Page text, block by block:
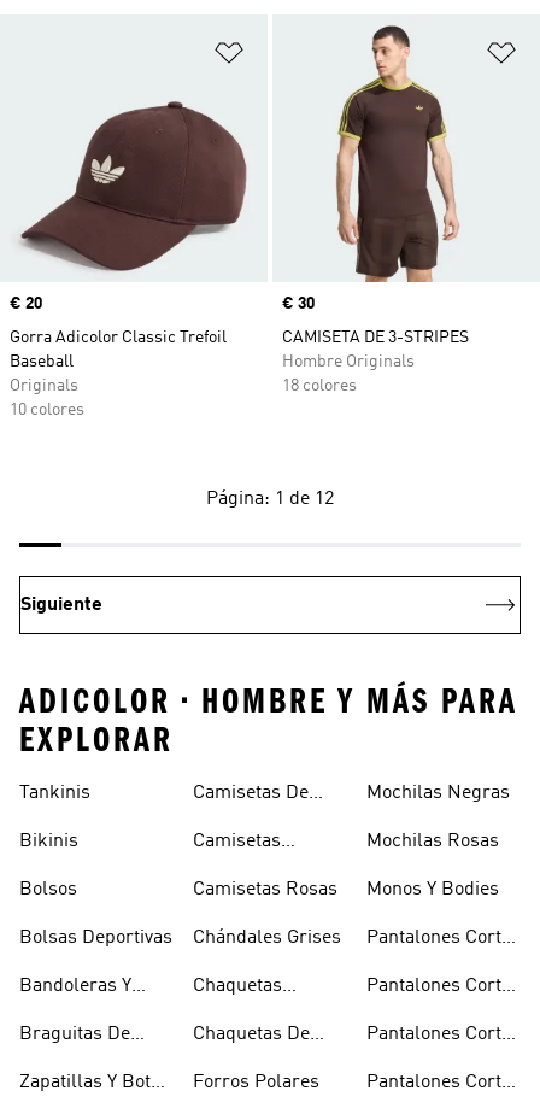
Añadir a la lista de deseos
Precio
€ 20
Gorra Adicolor Classic Trefoil
Baseball
Originals
10 colores
Precio
€ 30
CAMISETA DE 3-STRIPES
Hombre Originals
18 colores
Página: 1 de 12
Siguiente
ADICOLOR • HOMBRE Y MÁS PARA
EXPLORAR
Tankinis
Bikinis
Bolsos
Bolsas Deportivas
Bandoleras Y
Hombro
Braguitas De
Zapatillas Y Botas
Camisetas De
Camisetas
Camisetas Rosas
Chándales Grises
Chaquetas
Acolchados
Chaquetas De
Forros Polares
Mochilas Negras
Mochilas Rosas
Monos Y Bodies
Pantalones Cortos
Pantalones Cortos
Pantalones Cortos
Pantalones Cortos